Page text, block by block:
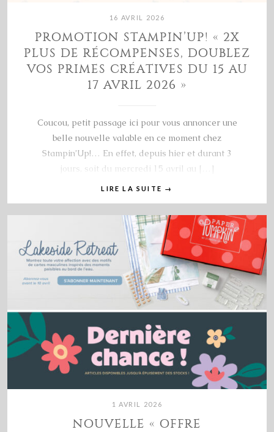
16 AVRIL 2026
PROMOTION STAMPIN’UP! « 2X
PLUS DE RÉCOMPENSES, DOUBLEZ
VOS PRIMES CRÉATIVES DU 15 AU
17 AVRIL 2026 »
Coucou, petit passage ici pour vous annoncer une
belle nouvelle valable en ce moment chez
Stampin’Up!… En effet, depuis hier et durant 3
jours, soit du mercredi 15 avril au […]
LIRE LA SUITE →
1 AVRIL 2026
NOUVELLE « OFFRE